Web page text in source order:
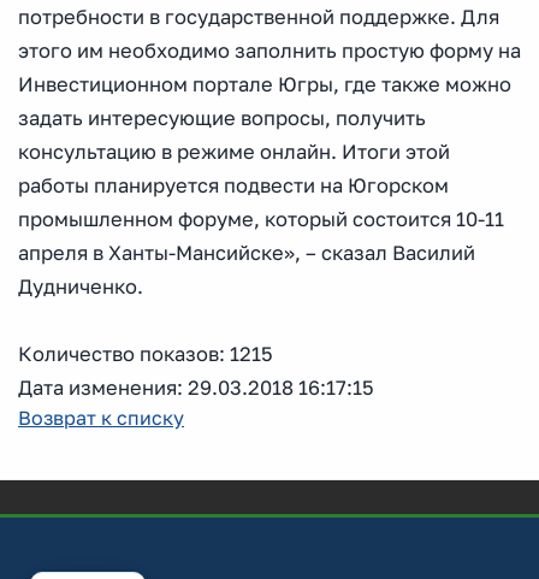
потребности в государственной поддержке. Для
этого им необходимо заполнить простую форму на
Инвестиционном портале Югры, где также можно
задать интересующие вопросы, получить
консультацию в режиме онлайн. Итоги этой
работы планируется подвести на Югорском
промышленном форуме, который состоится 10-11
апреля в Ханты-Мансийске», – сказал Василий
Дудниченко.
Количество показов: 1215
Дата изменения: 29.03.2018 16:17:15
Возврат к списку